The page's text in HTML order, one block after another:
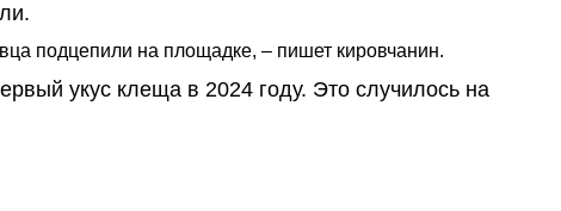
подцепили на площадке, – пишет кировчанин.
укус клеща в 2024 году. Это случилось на